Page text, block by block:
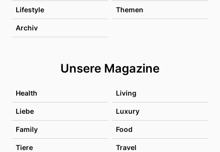
Lifestyle Themen
Archiv
Unsere Magazine
Health Living
Liebe Luxury
Family Food
Tiere Travel